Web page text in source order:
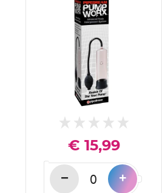
€ 15,99
− +